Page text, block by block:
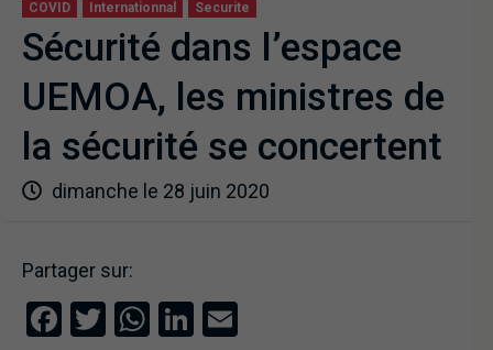
COVID Internationnal Securite
Sécurité dans l’espace
UEMOA, les ministres de
la sécurité se concertent
dimanche le 28 juin 2020
Partager sur:
Facebook
Twitter
WhatsApp
LinkedIn